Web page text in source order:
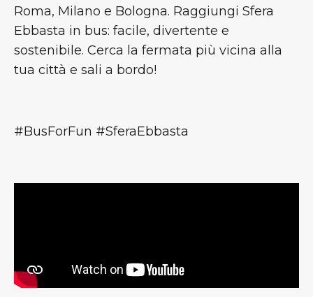
Roma, Milano e Bologna. Raggiungi Sfera
Ebbasta in bus: facile, divertente e
sostenibile. Cerca la fermata più vicina alla
tua città e sali a bordo!
#BusForFun #SferaEbbasta